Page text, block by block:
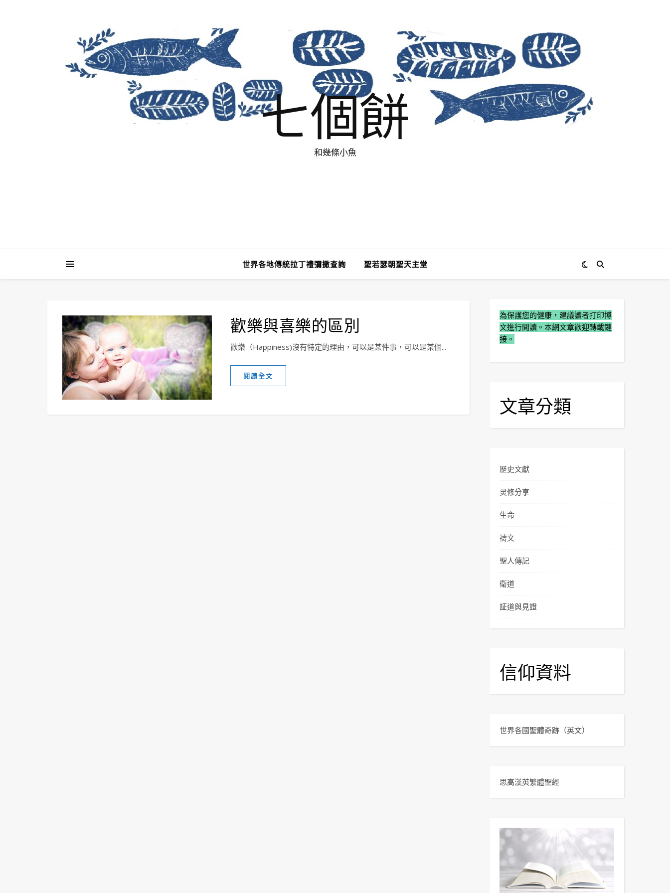
七個餅
和幾條小魚
世界各地傳統拉丁禮彌撒查詢 聖若瑟朝聖天主堂
歡樂與喜樂的區別
歡樂（Happiness)沒有特定的理由，可以是某件事，可以是某個...
閱讀全文
為保護您的健康，建議讀者打印博
文進行閲讀。本網文章歡迎轉載鏈
接。
文章分類
歷史文獻
灵修分享
生命
禱文
聖人傳記
衛道
証道與見證
信仰資料
世界各國聖體奇跡 （英文）
思高漢英繁體聖經